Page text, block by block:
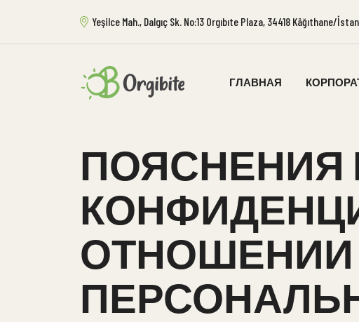
Yeşilce Mah., Dalgıç Sk. No:13 Orgıbıte Plaza, 34418 Kâğıthane/
ГЛАВНАЯ
ПОЯСНЕНИЯ